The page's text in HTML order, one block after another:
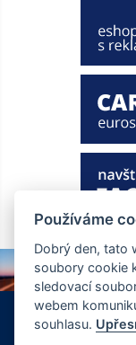
+420 326 901
Používáme
Dobrý den, tato
soubory cookie
sledovací
webem
souhlasu.